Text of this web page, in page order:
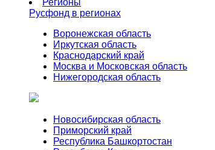
Регионы
Русфонд в регионах
Воронежская область
Иркутская область
Краснодарский край
Москва и Московская область
Нижегородская область
Новосибирская область
Приморский край
Республика Башкортостан